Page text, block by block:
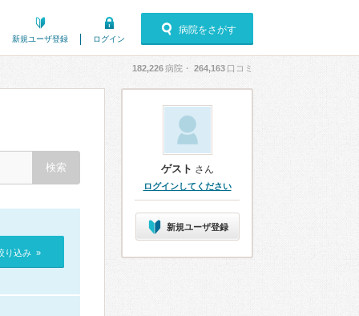
新規ユーザ登録 ログイン
病院をさがす
182,226病院・ 264,163 口コミ
り込み »
ゲスト さん
ログインしてください
新規ユーザ登録